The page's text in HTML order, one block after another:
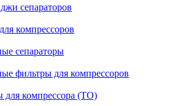
сепараторов
компрессоров
сепараторы
фильтры для компрессоров
для компрессора (ТО)